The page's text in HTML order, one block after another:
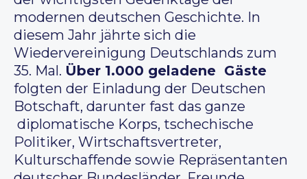
modernen deutschen Geschichte. In
diesem Jahr jährte sich die
Wiedervereinigung Deutschlands zum
35. Mal. Über 1.000 geladene Gäste
folgten der Einladung der Deutschen
Botschaft, darunter fast das ganze
diplomatische Korps, tschechische
Politiker, Wirtschaftsvertreter,
Kulturschaffende sowie Repräsentanten